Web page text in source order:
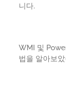
니다.
WMI 및
법을 알아보